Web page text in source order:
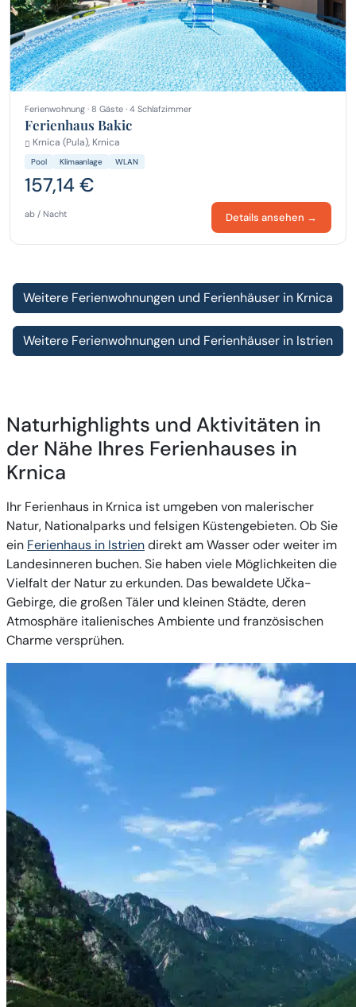
Ferienwohnung · 8 Gäste · 4 Schlafzimmer
Ferienhaus Bakic
Krnica (Pula), Krnica
Pool Klimaanlage WLAN
157,14 €
ab / Nacht Details ansehen →
Weitere Ferienwohnungen und Ferienhäuser in Krnica
Weitere Ferienwohnungen und Ferienhäuser in Istrien
Naturhighlights und Aktivitäten in
der Nähe Ihres Ferienhauses in
Krnica
Ihr Ferienhaus in Krnica ist umgeben von malerischer
Natur, Nationalparks und felsigen Küstengebieten. Ob Sie
ein Ferienhaus in Istriendirekt am Wasser oder weiter im
Landesinneren buchen. Sie haben viele Möglichkeiten die
Vielfalt der Natur zu erkunden. Das bewaldete Učka-
Gebirge, die großen Täler und kleinen Städte, deren
Atmosphäre italienisches Ambiente und französischen
Charme versprühen.